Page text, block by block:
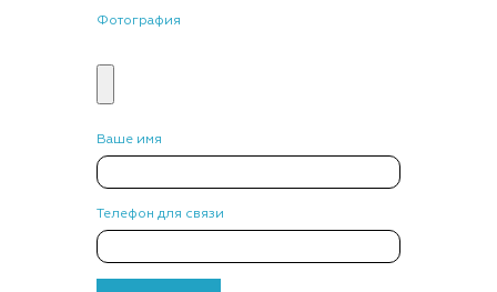
Фотография
Ваше имя
Телефон для связи